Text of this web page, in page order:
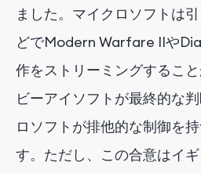
ました。マイクロソフトは
どでModern Warfare IIや
作をストリーミングするこ
ビーアイソフトが最終的な
ロソフトが排他的な制御を
す。ただし、この合意はイ